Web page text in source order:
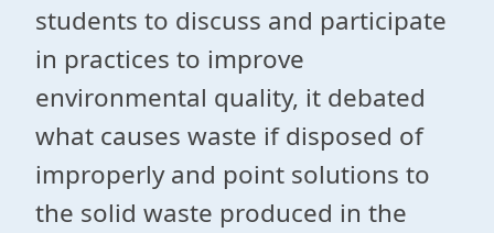
students to discuss and participate
in practices to improve
environmental quality, it debated
what causes waste if disposed of
improperly and point solutions to
the solid waste produced in the